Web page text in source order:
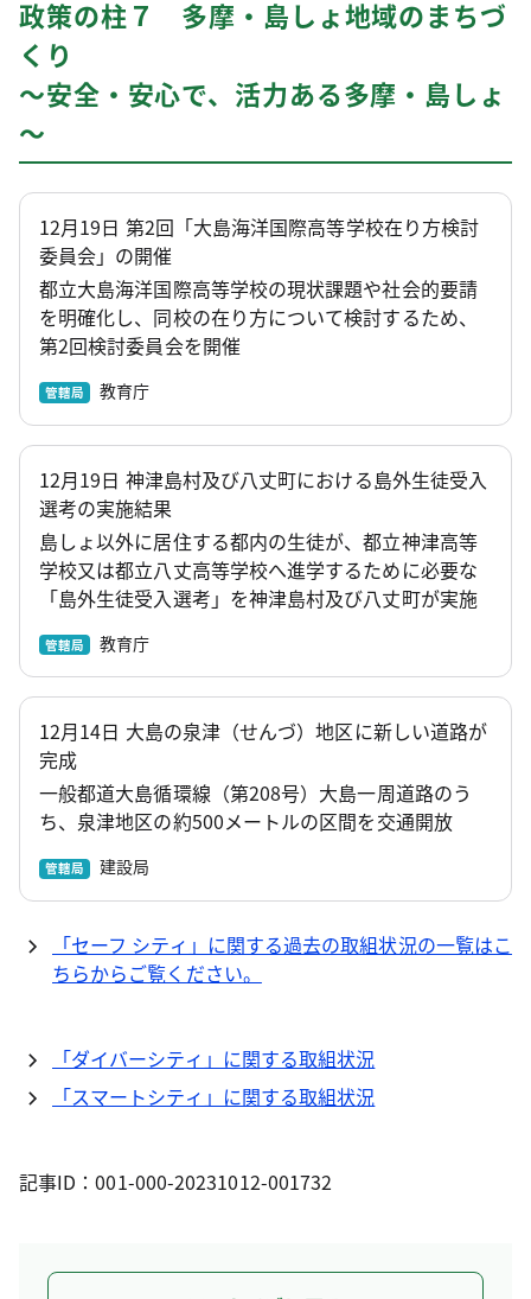
政策の柱７ 多摩・島しょ地域のまちづ
くり
～安全・安心で、活力ある多摩・島しょ
～
12月19日 第2回「大島海洋国際高等学校在り方検討
委員会」の開催
都立大島海洋国際高等学校の現状課題や社会的要請
を明確化し、同校の在り方について検討するため、
第2回検討委員会を開催
管轄局 教育庁
12月19日 神津島村及び八丈町における島外生徒受入
選考の実施結果
島しょ以外に居住する都内の生徒が、都立神津高等
学校又は都立八丈高等学校へ進学するために必要な
「島外生徒受入選考」を神津島村及び八丈町が実施
管轄局 教育庁
12月14日 大島の泉津（せんづ）地区に新しい道路が
完成
一般都道大島循環線（第208号）大島一周道路のう
ち、泉津地区の約500メートルの区間を交通開放
管轄局 建設局
「セーフ シティ」に関する過去の取組状況の一覧はこ
ちらからご覧ください。
「ダイバーシティ」に関する取組状況
「スマートシティ」に関する取組状況
記事ID：001-000-20231012-001732